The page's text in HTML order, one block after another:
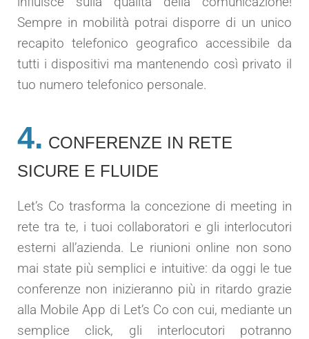
Sempre in mobilità potrai disporre di un unico
recapito telefonico geografico accessibile da
tutti i dispositivi ma mantenendo così privato il
tuo numero telefonico personale.
4. CONFERENZE IN RETE
SICURE E FLUIDE
Let’s Co trasforma la concezione di meeting in
rete tra te, i tuoi collaboratori e gli interlocutori
esterni all’azienda. Le riunioni online non sono
mai state più semplici e intuitive: da oggi le tue
conferenze non inizieranno più in ritardo grazie
alla Mobile App di Let’s Co con cui, mediante un
semplice click, gli interlocutori potranno